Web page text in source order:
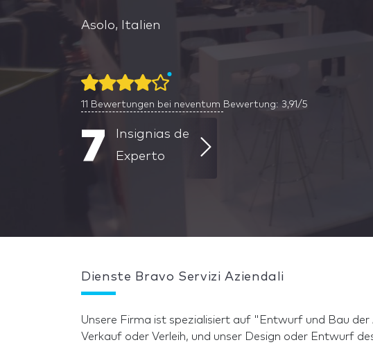
Asolo, Italien
11 Bewertungen bei neventum Bewertung: 3,91/5
7
Insignias de
Experto
Dienste Bravo Servizi Aziendali
Unsere Firma ist spezialisiert auf "Entwurf und Bau der
Verkauf oder Verleih, und unser Design oder Entwurf